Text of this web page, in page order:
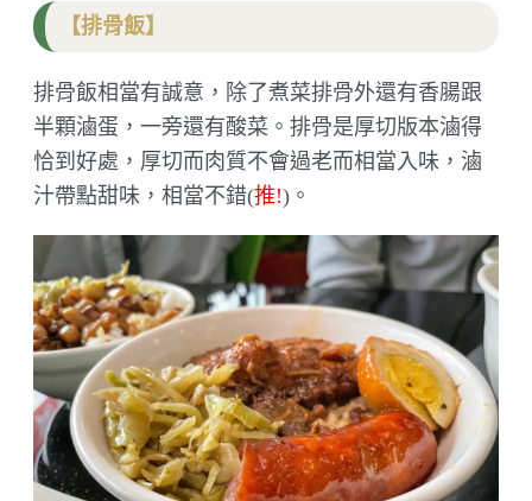
【排骨飯】
排骨飯相當有誠意，除了煮菜排骨外還有香腸跟
半顆滷蛋，一旁還有酸菜。排骨是厚切版本滷得
恰到好處，厚切而肉質不會過老而相當入味，滷
汁帶點甜味，相當不錯(推!)。